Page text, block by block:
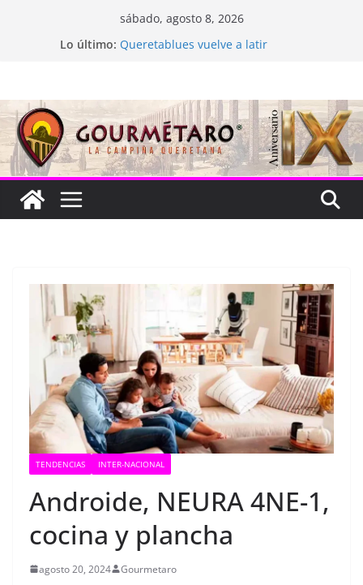
sábado, agosto 8, 2026
Lo último: Queretablues vuelve a latir
Cascada Cueva Longa
TENDENCIAS INTER-NACIONAL
Androide, NEURA 4NE-1,
cocina y plancha
agosto 20, 2024 Gourmetaro